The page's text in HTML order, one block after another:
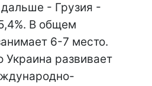
- Грузия -
В общем
6-7 место.
Украина развивает